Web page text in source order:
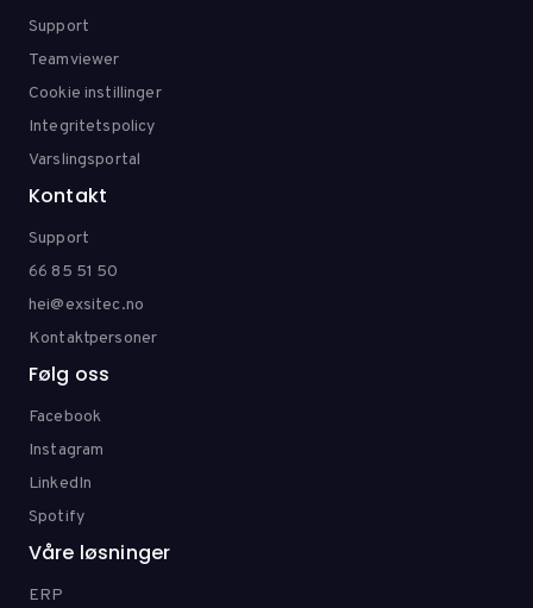
Support
Teamviewer
Cookie instillinger
Integritetspolicy
Varslingsportal
Kontakt
Support
66 85 51 50
hei@exsitec.no
Kontaktpersoner
Følg oss
Facebook
Instagram
LinkedIn
Spotify
Våre løsninger
ERP